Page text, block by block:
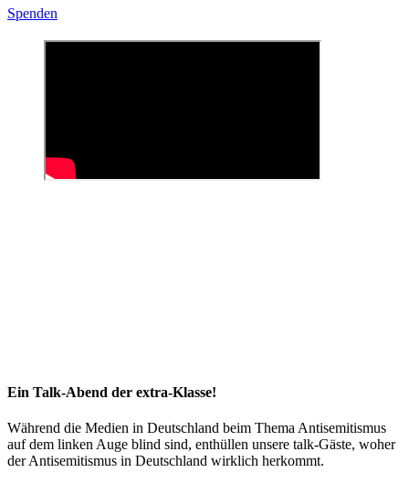
Spenden
Ein Talk-Abend der extra-Klasse!
Während die Medien in Deutschland beim Thema Antisemitismus
auf dem linken Auge blind sind, enthüllen unsere talk-Gäste, woher
der Antisemitismus in Deutschland wirklich herkommt.